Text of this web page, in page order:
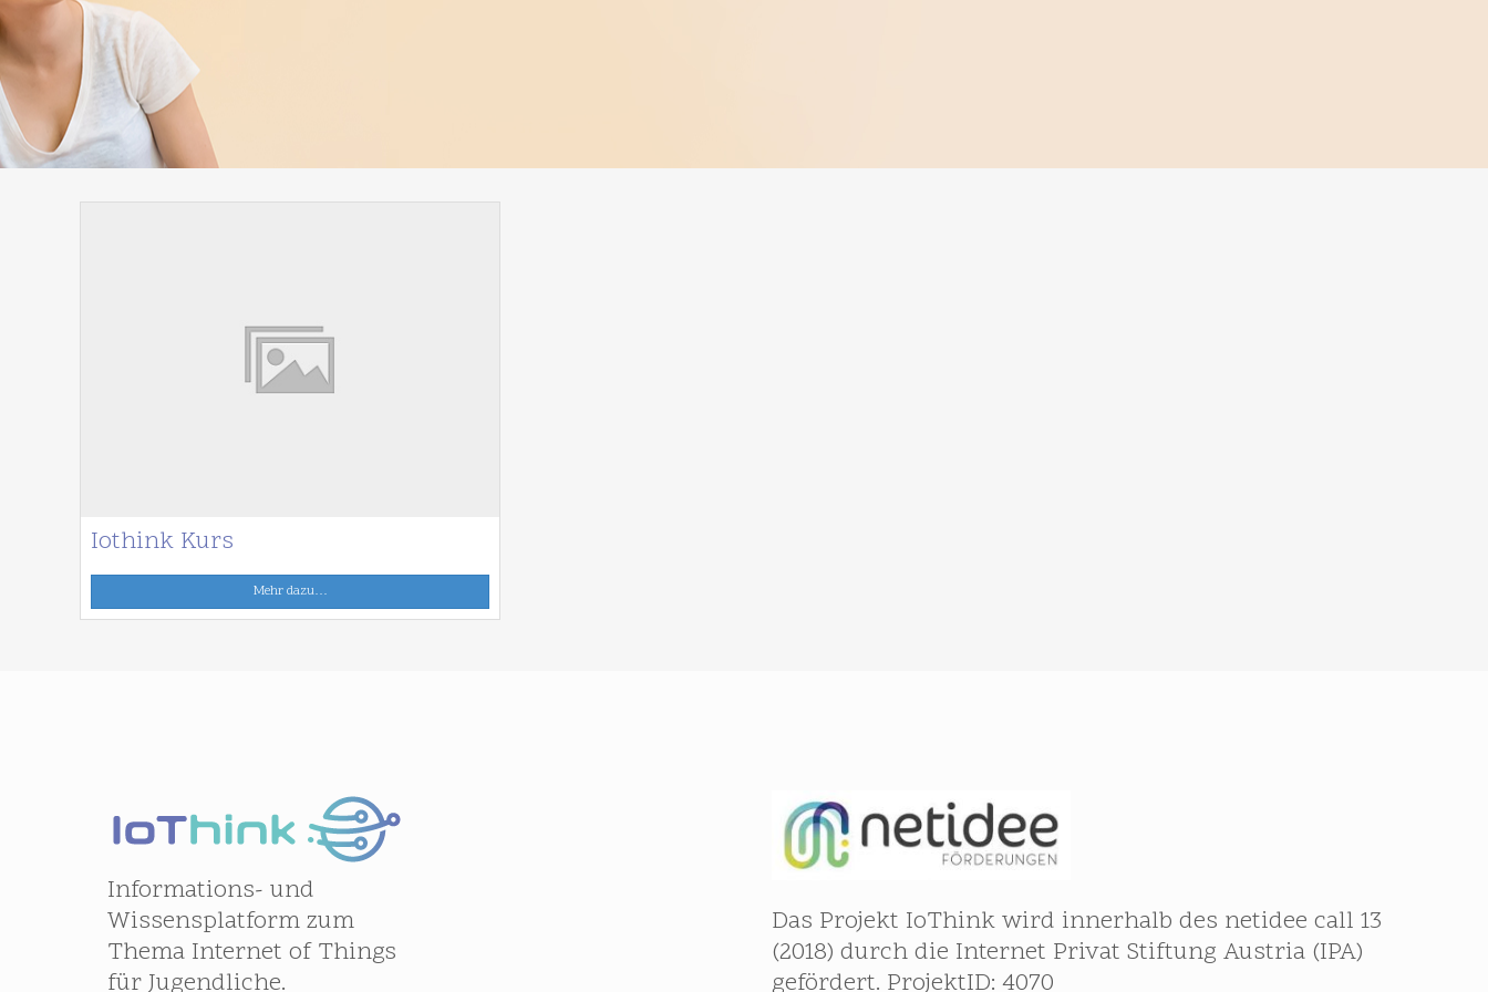
Iothink Kurs
Mehr dazu…
Informations- und
Wissensplatform zum
Thema Internet of Things
für Jugendliche.
Das Projekt IoThink wird innerhalb des netidee call 13
(2018) durch die Internet Privat Stiftung Austria (IPA)
gefördert. ProjektID: 4070